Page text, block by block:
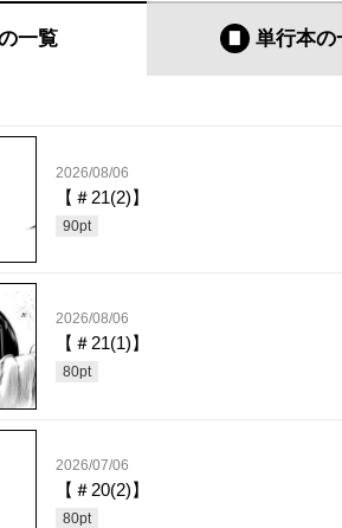
一覧 単行本の
2026/08/06
【＃21(2)】
90pt
2026/08/06
【＃21(1)】
80pt
2026/07/06
【＃20(2)】
80pt